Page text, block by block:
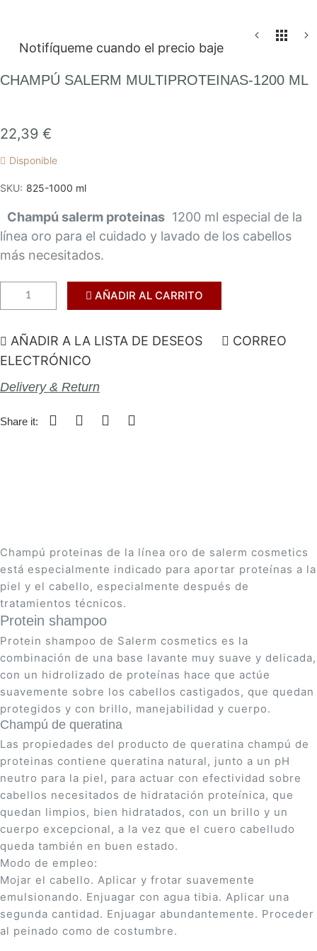
comienzo
galería
imágenes
Notifíqueme cuando el precio baje
CHAMPÚ SALERM MULTIPROTEINAS-1200 ML
22,39 €
Disponible
SKU 825-1000 ml
Champú salerm proteinas 1200 ml especial de la
línea oro para el cuidado y lavado de los cabellos
más necesitados.
AÑADIR AL CARRITO
AÑADIR A LA LISTA DE DESEOS
CORREO
ELECTRÓNICO
Delivery & Return
Share it:
Champú proteinas de la línea oro de salerm cosmetics
está especialmente indicado para aportar proteí­nas a la
piel y el cabello, especialmente después de
tratamientos técnicos.
Protein shampoo
Protein shampoo de Salerm cosmetics es la
combinación de una base lavante muy suave y delicada,
con un hidrolizado de proteí­nas hace que actúe
suavemente sobre los cabellos castigados, que quedan
protegidos y con brillo, manejabilidad y cuerpo.
Champú de queratina
Las propiedades del producto de queratina champú de
proteinas contiene queratina natural, junto a un pH
neutro para la piel, para actuar con efectividad sobre
cabellos necesitados de hidratación proteí­nica, que
quedan limpios, bien hidratados, con un brillo y un
cuerpo excepcional, a la vez que el cuero cabelludo
queda también en buen estado.
Modo de empleo:
Mojar el cabello. Aplicar y frotar suavemente
emulsionando. Enjuagar con agua tibia. Aplicar una
segunda cantidad. Enjuagar abundantemente. Proceder
al peinado como de costumbre.